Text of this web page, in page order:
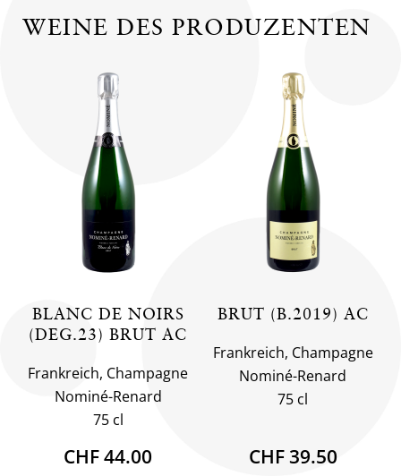
WEINE DES PRODUZENTEN
BLANC DE NOIRS
(DEG.23) BRUT AC
Frankreich, Champagne
Nominé-Renard
75 cl
CHF 44.00
BRUT (B.2019) AC
Frankreich, Champagne
Nominé-Renard
75 cl
CHF 39.50